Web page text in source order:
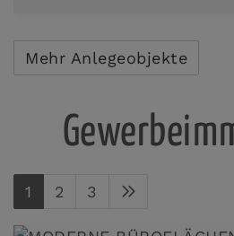
Mehr Anlegeobjekte
1 2 3